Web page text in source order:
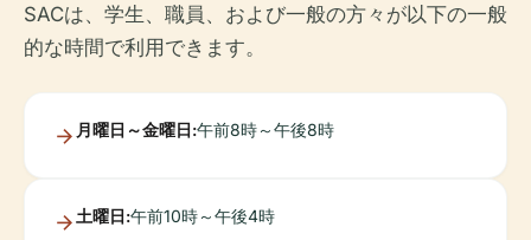
SACは、学生、職員、および一般の方々が以下の一般
的な時間で利用できます。
月曜日～金曜日:午前8時～午後8時
土曜日:午前10時～午後4時